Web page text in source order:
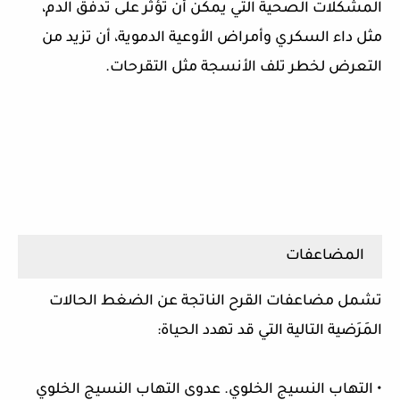
المشكلات الصحية التي يمكن أن تؤثر على تدفق الدم،
مثل داء السكري وأمراض الأوعية الدموية، أن تزيد من
التعرض لخطر تلف الأنسجة مثل التقرحات.
المضاعفات
تشمل مضاعفات القرح الناتجة عن الضغط الحالات
المَرَضية التالية التي قد تهدد الحياة:
• التهاب النسيج الخلوي. عدوى التهاب النسيج الخلوي